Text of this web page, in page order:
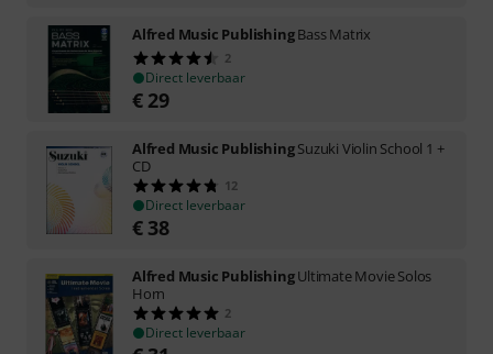
Alfred Music PublishingBass Matrix
2
Direct leverbaar
€ 29
Alfred Music PublishingSuzuki Violin School 1 +
CD
12
Direct leverbaar
€ 38
Alfred Music PublishingUltimate Movie Solos
Horn
2
Direct leverbaar